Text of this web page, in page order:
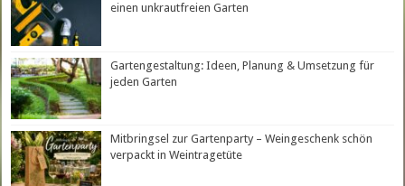
einen unkrautfreien Garten
Gartengestaltung: Ideen, Planung & Umsetzung für
jeden Garten
Mitbringsel zur Gartenparty – Weingeschenk schön
verpackt in Weintragetüte